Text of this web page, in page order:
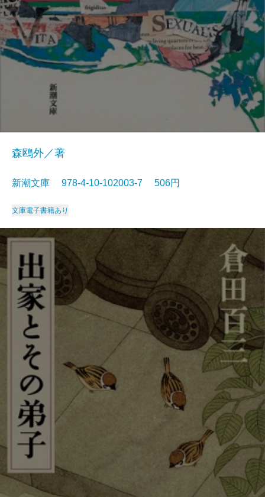
森鴎外／著
新潮文庫 978-4-10-102003-7 506円
文庫電子書籍あり